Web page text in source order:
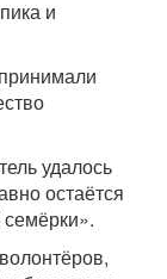
и
удалось
остаётся